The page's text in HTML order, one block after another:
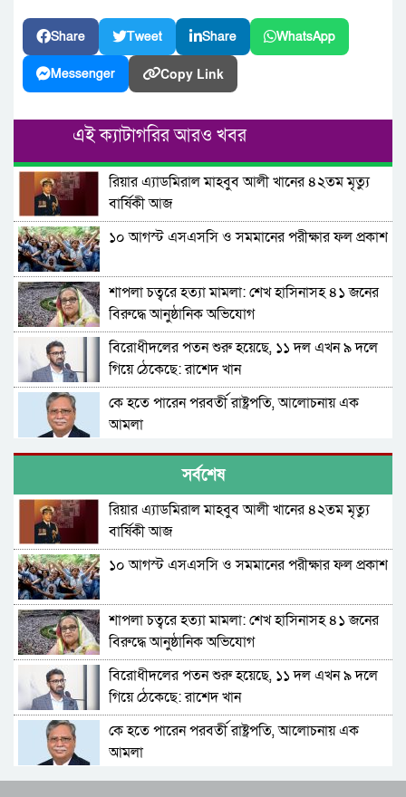
Share Tweet Share WhatsApp
Messenger Copy Link
এই ক্যাটাগরির আরও খবর
রিয়ার এ্যাডমিরাল মাহবুব আলী খানের ৪২তম মৃত্যু
বার্ষিকী আজ
১০ আগস্ট এসএসসি ও সমমানের পরীক্ষার ফল প্রকাশ
শাপলা চত্বরে হত্যা মামলা: শেখ হাসিনাসহ ৪১ জনের
বিরুদ্ধে আনুষ্ঠানিক অভিযোগ
বিরোধীদলের পতন শুরু হয়েছে, ১১ দল এখন ৯ দলে
গিয়ে ঠেকেছে: রাশেদ খান
কে হতে পারেন পরবর্তী রাষ্ট্রপতি, আলোচনায় এক
আমলা
সিলেটে আদলত চত্বরে শিশু ফাহিমা হত্যা মামলার
আসামির ওপর ফের হামলা
এআই দিয়ে অশালীন ছবি ছড়ানোর অভিযোগ
সিলেটের কনটেন্ট ক্রিয়েটর রাফিয়ার
শাবিপ্রবিতে শিক্ষার্থীকে মারধর: ছাত্রদল নেতা হাসিবুর
সিলেটের ভাঙাচোরা সড়ক নিয়ে সিসিক প্রশাসকের
ক্ষোভ, দ্রুত সংস্কারের আহ্বান
নারী-কাণ্ডে জামায়াত থেকে বহিস্কার এমপি গাজী
নজরুল
সিলেটে ভাড়াটিয়াকে ‘ধর্ষণ’, কলোনির মালিক
কারাগারে
সর্বশেষ
রিয়ার এ্যাডমিরাল মাহবুব আলী খানের ৪২তম মৃত্যু
বার্ষিকী আজ
১০ আগস্ট এসএসসি ও সমমানের পরীক্ষার ফল প্রকাশ
শাপলা চত্বরে হত্যা মামলা: শেখ হাসিনাসহ ৪১ জনের
বিরুদ্ধে আনুষ্ঠানিক অভিযোগ
বিরোধীদলের পতন শুরু হয়েছে, ১১ দল এখন ৯ দলে
গিয়ে ঠেকেছে: রাশেদ খান
কে হতে পারেন পরবর্তী রাষ্ট্রপতি, আলোচনায় এক
আমলা
সিলেটে আদলত চত্বরে শিশু ফাহিমা হত্যা মামলার